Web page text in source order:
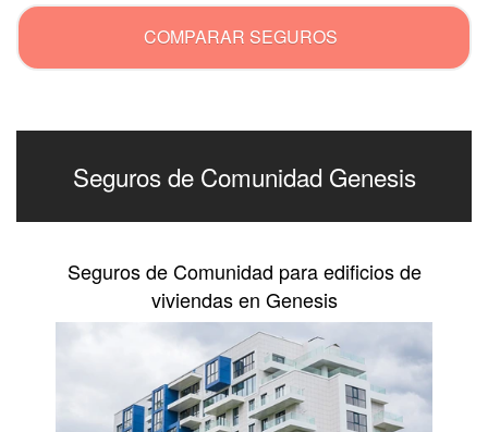
COMPARAR SEGUROS
Seguros de Comunidad Genesis
Seguros de Comunidad para edificios de
viviendas en Genesis